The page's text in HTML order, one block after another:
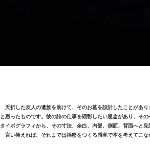
夭折した友人の遺族を助けて、そのお墓を設計したことがあ
と思ったものです。彼の詩の仕事を顕彰したい思念があり、そ
タイポグラフィから、その寸法、余白、内部、側面、背面へと
言い換えれば、それまでは揺籃をつくる感覚で本を考えてこ